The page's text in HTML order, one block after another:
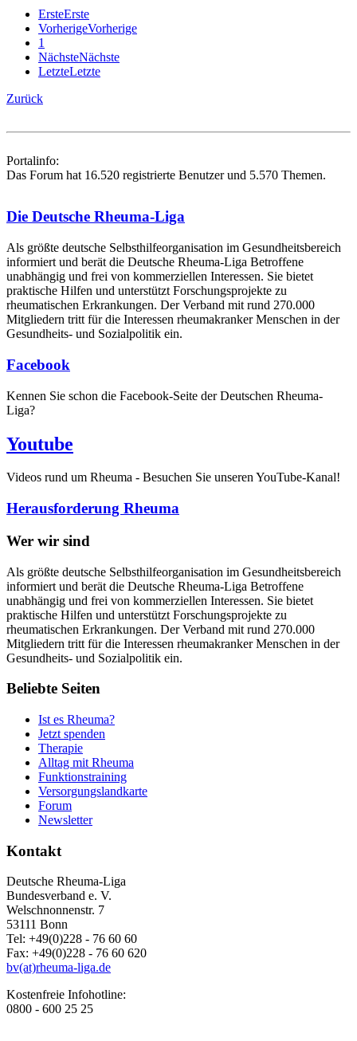
ErsteErste
VorherigeVorherige
1
NächsteNächste
LetzteLetzte
Zurück
Portalinfo:
Das Forum hat 16.520 registrierte Benutzer und 5.570 Themen.
Die Deutsche Rheuma-Liga
Als größte deutsche Selbsthilfe­organisation im Gesundheitsbereich
informiert und berät die Deutsche Rheuma-Liga Betroffene
unabhängig und frei von kommerziellen Interessen. Sie bietet
praktische Hilfen und unterstützt Forschungsprojekte zu
rheumatischen Erkrankungen. Der Verband mit rund 270.000
Mitgliedern tritt für die Interessen rheumakranker Menschen in der
Gesundheits- und Sozialpolitik ein.
Facebook
Kennen Sie schon die Facebook-Seite der Deutschen Rheuma-
Liga?
Youtube
Videos rund um Rheuma - Besuchen Sie unseren YouTube-Kanal!
Herausforderung Rheuma
Wer wir sind
Als größte deutsche Selbsthilfeorganisation im Gesundheitsbereich
informiert und berät die Deutsche Rheuma-Liga Betroffene
unabhängig und frei von kommerziellen Interessen. Sie bietet
praktische Hilfen und unterstützt Forschungsprojekte zu
rheumatischen Erkrankungen. Der Verband mit rund 270.000
Mitgliedern tritt für die Interessen rheumakranker Menschen in der
Gesundheits- und Sozialpolitik ein.
Beliebte Seiten
Ist es Rheuma?
Jetzt spenden
Therapie
Alltag mit Rheuma
Funktionstraining
Versorgungslandkarte
Forum
Newsletter
Kontakt
Deutsche Rheuma-Liga
Bundesverband e. V.
Welschnonnenstr. 7
53111 Bonn
Tel: +49(0)228 - 76 60 60
Fax: +49(0)228 - 76 60 620
bv(at)rheuma-liga.de
Kostenfreie Infohotline:
0800 - 600 25 25